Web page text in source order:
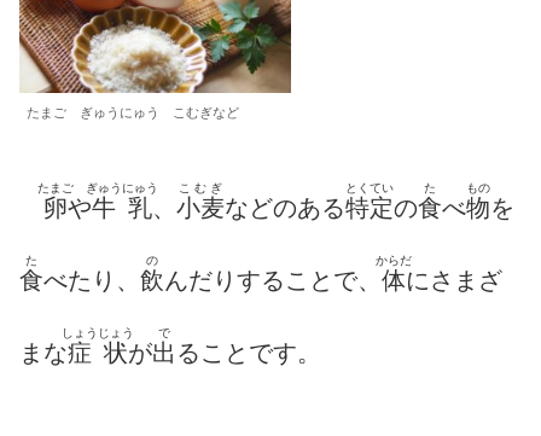
たまご ぎゅうにゅう こむぎなど
卵
たまご
や牛乳
ぎゅうにゅう
、 小麦
こむぎ
などのある特定
とくてい
の食
た
べ物
もの
を
食
た
べたり、 飲
の
んだりすることで、 体
からだ
にさまざ
まな症
しょう
状
じょう
が出
で
ることです。